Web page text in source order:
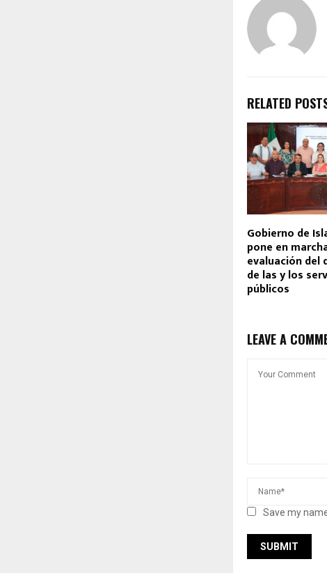
RELATED
Gobierno de
pone en
evaluación del
de las y los
públicos
LEAVE A
Save my